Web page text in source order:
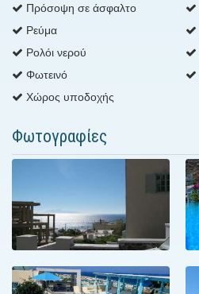
Πρόσοψη σε άσφαλτο
Ρεύμα
Ρολόι νερού
Φωτεινό
Χώρος υποδοχής
Φωτογραφίες